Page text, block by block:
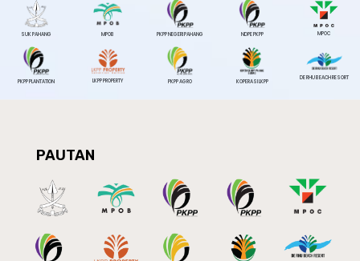
SUK PAHANG MPOB PKPP NEGERI PAHANG NDPE PKPP MPOC
PKPP PLANTATION LKPP PROPERTY PKPP AGRO KOPERASI LKPP
DE RHU BEACH RESORT
PAUTAN